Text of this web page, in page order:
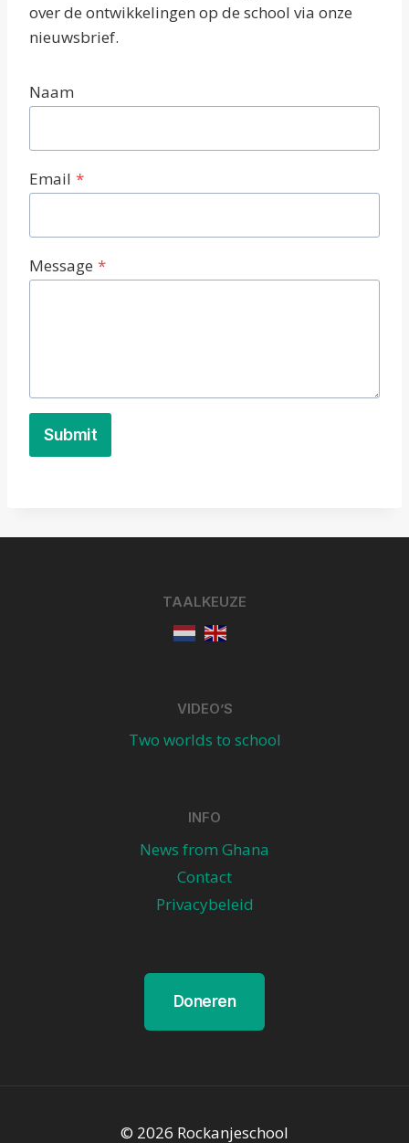
over de ontwikkelingen op de school via onze
nieuwsbrief.
Naam
Email *
Message *
Submit
TAALKEUZE
VIDEO’S
Two worlds to school
INFO
News from Ghana
Contact
Privacybeleid
Doneren
© 2026 Rockanjeschool